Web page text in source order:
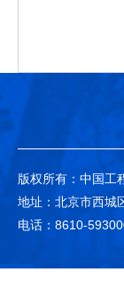
版权所有：中国工
地址：北京市西城
电话：8610-